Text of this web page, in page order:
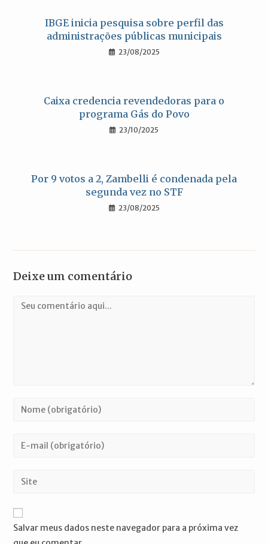
IBGE inicia pesquisa sobre perfil das
administrações públicas municipais
23/08/2025
Caixa credencia revendedoras para o
programa Gás do Povo
23/10/2025
Por 9 votos a 2, Zambelli é condenada pela
segunda vez no STF
23/08/2025
Deixe um comentário
Comentário
Digite
ou
de
para
comentar
Digite
de
mail
para
Digite
URL
do
Salvar meus dados neste navegador para a próxima vez